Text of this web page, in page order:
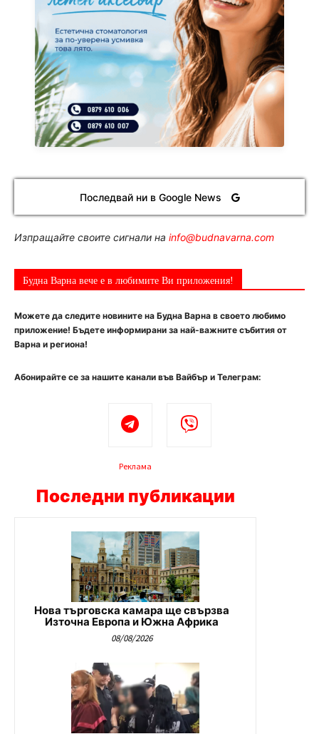
Последвай ни в Google News
Изпращайте своите сигнали на info@budnavarna.com
Будна Варна вече е в любимите Ви приложения!
Можете да следите новините на Будна Варна в своето любимо
приложение! Бъдете информирани за най-важните събития от
Варна и региона!
Абонирайте се за нашите канали във Вайбър и Телеграм:
Реклама
Последни публикации
Нова търговска камара ще свързва
Източна Европа и Южна Африка
08/08/2026